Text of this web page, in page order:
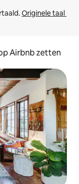
Originele taal
Airbnb zetten